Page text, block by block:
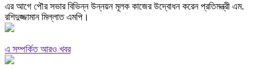
এর আগে পৌর সভার বিভিন্ন উন্নয়ন মূলক কাজের উদ্বোধন করেন প্রতিমন্ত্রী এম.
রশিদুজ্জামান মিল্লাত এমপি।
এ সম্পর্কিত আরও খবর